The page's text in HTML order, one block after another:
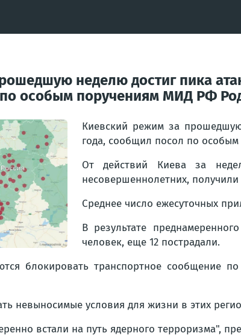
неделю достиг пика
по особым поручениям МИД РФ
Киевский режим за
года, сообщил посол по
От действий Киева за
несовершеннолетних, получили
Среднее число ежесуточных
В результате
человек, еще 12 пострадали.
блокировать транспортное сообщение
невыносимые условия для жизни в этих
встали на путь ядерного терроризма",